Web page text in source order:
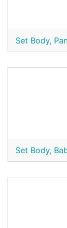
Set Body,
Set Body,